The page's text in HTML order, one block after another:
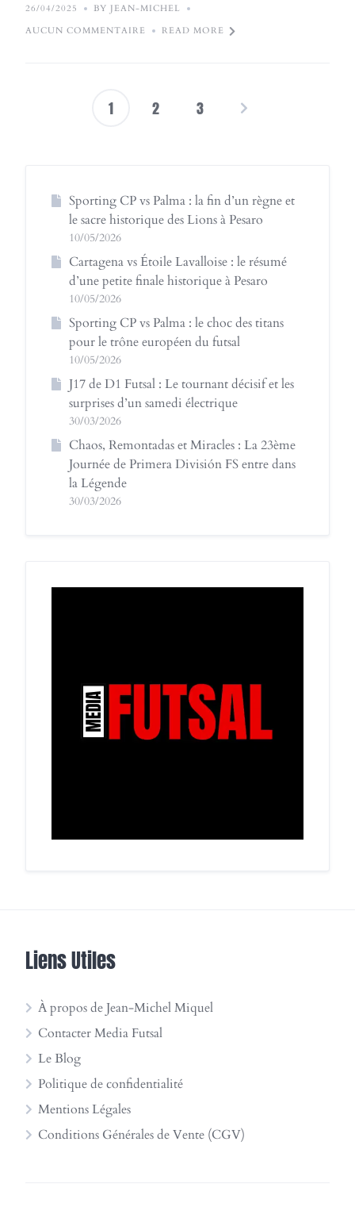
26/04/2025
BY JEAN-MICHEL
AUCUN COMMENTAIRE
READ MORE
Pagination
1 2 3
Sporting CP vs Palma : la fin d’un règne et
le sacre historique des Lions à Pesaro
10/05/2026
Cartagena vs Étoile Lavalloise : le résumé
d’une petite finale historique à Pesaro
10/05/2026
Sporting CP vs Palma : le choc des titans
pour le trône européen du futsal
10/05/2026
J17 de D1 Futsal : Le tournant décisif et les
surprises d’un samedi électrique
30/03/2026
Chaos, Remontadas et Miracles : La 23ème
Journée de Primera División FS entre dans
la Légende
30/03/2026
Liens Utiles
À propos de Jean-Michel Miquel
Contacter Media Futsal
Le Blog
Politique de confidentialité
Mentions Légales
Conditions Générales de Vente (CGV)